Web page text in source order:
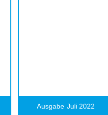
Ausgabe Juli 2022